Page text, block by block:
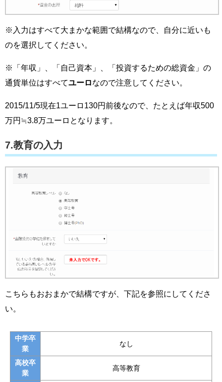
※入力はすべて大まかな範囲で結構なので、自分に近いも
のを選択してください。
※「年収」、「自己資本」、「投資するための総資金」の
通貨単位はすべてユーロなので注意してください。
2015/11/5現在1ユーロ130円前後なので、たとえば年収500
万円≒3.8万ユーロとなります。
7.教育の入力
こちらもおおまかで結構ですが、下記を参照にしてくださ
い。
中学卒
業
なし
高校卒
業
高等教育